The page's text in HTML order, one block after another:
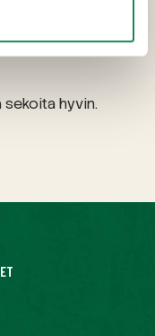
basilika.
balsamico,
sekoita hyvin.